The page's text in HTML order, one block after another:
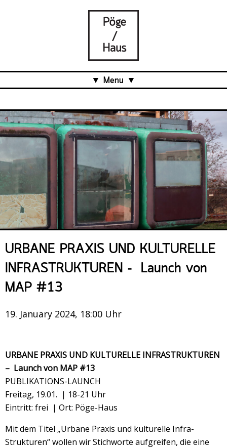
Menu
Projects
Über uns
Was ist das Pöge-Haus?
Team
Organisation
Mitarbeit
Veranstaltungsrückblick
Kontakt und Anfahrt
Datenschutz
URBANE PRAXIS UND KULTURELLE
INFRASTRUKTUREN – Launch von
MAP #13
19. January 2024, 18:00 Uhr
URBANE PRAXIS UND KULTURELLE INFRASTRUKTUREN
– Launch von MAP #13
PUBLIKATIONS-LAUNCH
Freitag, 19.01. | 18-21 Uhr
Eintritt: frei | Ort: Pöge-Haus
Mit dem Titel „Urbane Praxis und kulturelle Infra-
Strukturen“ wollen wir Stichworte aufgreifen, die eine